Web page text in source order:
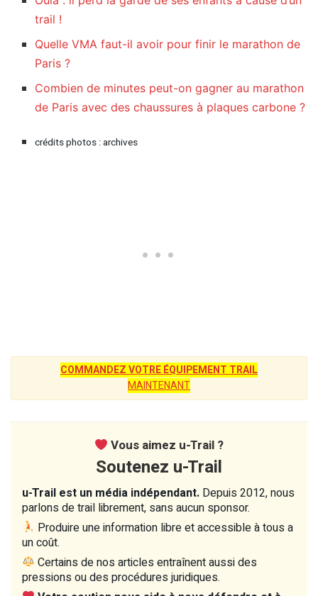
trail !
Quelle VMA faut-il avoir pour finir le marathon de
Paris ?
Combien de minutes peut-on gagner au marathon
de Paris avec des chaussures à plaques carbone ?
crédits photos : archives
COMMANDEZ VOTRE ÉQUIPEMENT TRAIL
MAINTENANT
Vous aimez u-Trail ?
Soutenez u-Trail
u-Trail est un média indépendant. Depuis 2012, nous
parlons de trail librement, sans aucun sponsor.
Produire une information libre et accessible à tous a
un coût.
Certains de nos articles entraînent aussi des
pressions ou des procédures juridiques.